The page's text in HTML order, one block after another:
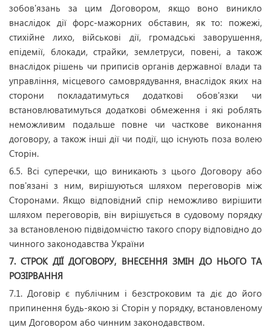
зобов'язань за цим Договором, якщо воно виникло
внаслідок дії форс-мажорних обставин, як то: пожежі,
стихійне лихо, військові дії, громадські заворушення,
епідемії, блокади, страйки, землетруси, повені, а також
внаслідок рішень чи приписів органів державної влади та
управління, місцевого самоврядування, внаслідок яких на
сторони покладатимуться додаткові обов'язки чи
встановлюватимуться додаткові обмеження і які роблять
неможливим подальше повне чи часткове виконання
договору, а також інші дії чи події, що існують поза волею
Сторін.
6.5. Всі суперечки, що виникають з цього Договору або
пов'язані з ним, вирішуються шляхом переговорів між
Сторонами. Якщо відповідний спір неможливо вирішити
шляхом переговорів, він вирішується в судовому порядку
за встановленою підвідомчістю такого спору відповідно до
чинного законодавства України
7. СТРОК ДІЇ ДОГОВОРУ, ВНЕСЕННЯ ЗМІН ДО НЬОГО ТА
РОЗІРВАННЯ
7.1. Договір є публічним і безстроковим та діє до його
припинення будь-якою зі Сторін у порядку, встановленому
цим Договором або чинним законодавством.